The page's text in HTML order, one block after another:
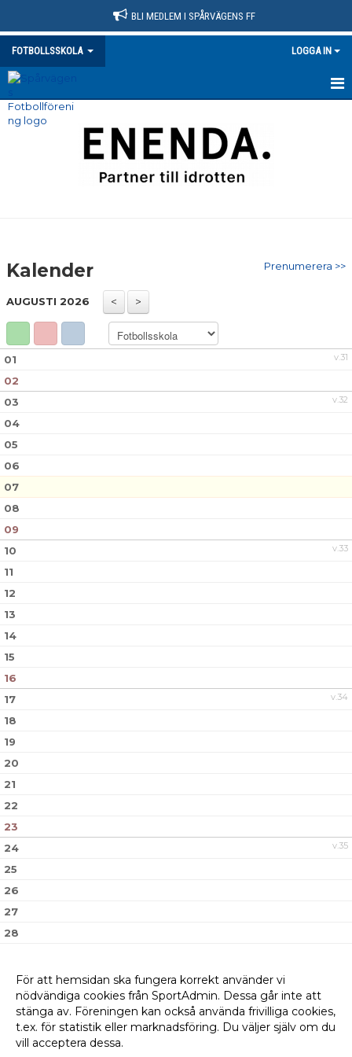
BLI MEDLEM I SPÅRVÄGENS FF
FOTBOLLSSKOLA LOGGA IN
HEM
KONTAKT
Prenumerera >>
Kalender
AUGUSTI 2026
v.31
01
02
v.32
03
04
05
06
07
08
09
v.33
10
11
12
13
14
15
16
v.34
17
18
19
20
21
22
23
v.35
24
25
26
27
28
30För att hemsidan ska fungera korrekt använder vi
nödvändiga cookies från SportAdmin. Dessa går inte att
stänga av. Föreningen kan också använda frivilliga cookies,
t.ex. för statistik eller marknadsföring. Du väljer själv om du
vill acceptera dessa.